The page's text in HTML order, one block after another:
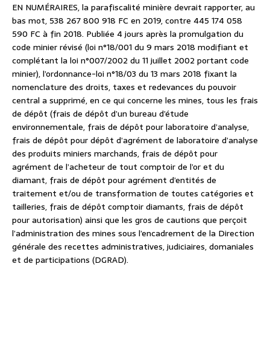
EN NUMÉRAIRES, la parafiscalité minière devrait rapporter, au
bas mot, 538 267 800 918 FC en 2019, contre 445 174 058
590 FC à fin 2018. Publiée 4 jours après la promulgation du
code minier révisé (loi n°18/001 du 9 mars 2018 modifiant et
complétant la loi n°007/2002 du 11 juillet 2002 portant code
minier), l’ordonnance-loi n°18/03 du 13 mars 2018 fixant la
nomenclature des droits, taxes et redevances du pouvoir
central a supprimé, en ce qui concerne les mines, tous les frais
de dépôt (frais de dépôt d’un bureau d’étude
environnementale, frais de dépôt pour laboratoire d’analyse,
frais de dépôt pour dépôt d’agrément de laboratoire d’analyse
des produits miniers marchands, frais de dépôt pour
agrément de l’acheteur de tout comptoir de l’or et du
diamant, frais de dépôt pour agrément d’entités de
traitement et/ou de transformation de toutes catégories et
tailleries, frais de dépôt comptoir diamants, frais de dépôt
pour autorisation) ainsi que les gros de cautions que perçoit
l’administration des mines sous l’encadrement de la Direction
générale des recettes administratives, judiciaires, domaniales
et de participations (DGRAD).